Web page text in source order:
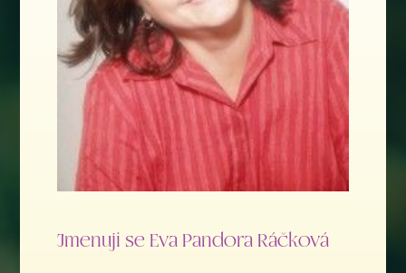
Jmenuji se Eva Pandora Ráčková